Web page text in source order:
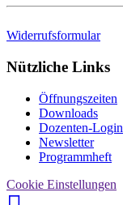
Widerrufsformular
Nützliche Links
Öffnungszeiten
Downloads
Dozenten-Login
Newsletter
Programmheft
Cookie Einstellungen